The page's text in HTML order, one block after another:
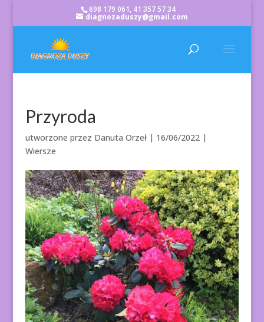
698 179 061, 41 357 57 34
diagnozaduszy@gmail.com
Przyroda
utworzone przez Danuta Orzeł| 16/06/2022|
Wiersze